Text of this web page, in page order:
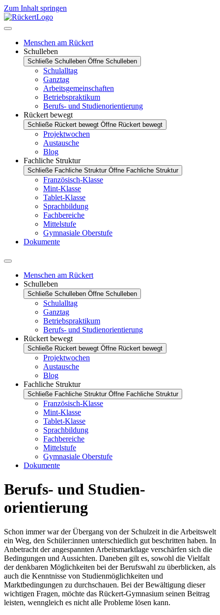
Zum Inhalt springen
Menschen am Rückert
Schulleben
Schließe Schulleben Öffne Schulleben
Schulalltag
Ganztag
Arbeitsgemeinschaften
Betriebspraktikum
Berufs- und Studienorientierung
Rückert bewegt
Schließe Rückert bewegt Öffne Rückert bewegt
Projektwochen
Austausche
Blog
Fachliche Struktur
Schließe Fachliche Struktur Öffne Fachliche Struktur
Französisch-Klasse
Mint-Klasse
Tablet-Klasse
Sprachbildung
Fachbereiche
Mittelstufe
Gymnasiale Oberstufe
Dokumente
Menschen am Rückert
Schulleben
Schließe Schulleben Öffne Schulleben
Schulalltag
Ganztag
Betriebspraktikum
Berufs- und Studienorientierung
Rückert bewegt
Schließe Rückert bewegt Öffne Rückert bewegt
Projektwochen
Austausche
Blog
Fachliche Struktur
Schließe Fachliche Struktur Öffne Fachliche Struktur
Französisch-Klasse
Mint-Klasse
Tablet-Klasse
Sprachbildung
Fachbereiche
Mittelstufe
Gymnasiale Oberstufe
Dokumente
Berufs- und Studien­
orientierung
Schon immer war der Übergang von der Schulzeit in die Arbeitswelt
ein Weg, den Schüler:innen unterschiedlich gut beschritten haben. In
Anbetracht der angespannten Arbeitsmarktlage verschärfen sich die
Bedingungen und Aussichten. Daneben gilt es, sowohl die Vielfalt
der denkbaren Möglichkeiten bei der Berufswahl zu überblicken, als
auch die Kenntnisse von Studienmöglichkeiten und
Marktbedingungen zu durchschauen. Bei der Bewältigung dieser
wichtigen Fragen, möchte das Rückert-Gymnasium seinen Beitrag
leisten, wenngleich es nicht alle Probleme lösen kann.